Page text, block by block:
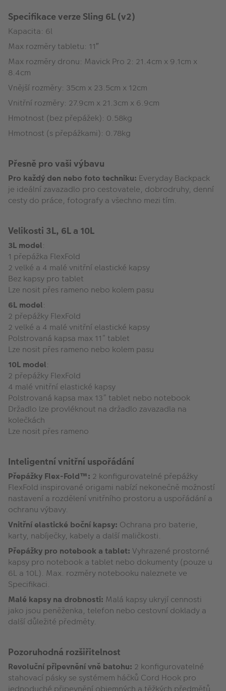
Specifikace verze Sling 6L (v2)
Kapacita: 6l
Max rozměry tabletu: 11″
Max rozměry dronu: Mavick Pro 2: 21.4cm x 9.1cm x
8.4cm
Vnější rozměry: 35cm x 23.5cm x 12cm
Vnitřní rozměry: 27.9cm x 21.3cm x 6.9cm
Hmotnost (bez přepážek): 0.58kg
Hmotnost (s přepážkami): 0.78kg
Přesně pro vaši výbavu
Pro každý den nebo foto techniku: Everyday Backpack
je ideální zavazadlo pro cestovatele, dobrodruhy, denní
cesty do práce, fotografy a všechno mezi tím.
Velikosti 3L, 6L a 10L
3L model:
1 přepážka FlexFold
2 velké a 4 malé vnitřní elastické kapsy
Bez kapsy pro tablet
Lze nosit přes rameno nebo kolem pasu
6L model:
2 přepážky FlexFold
2 velké a 4 malé vnitřní elastické kapsy
Polstrovaná kapsa max 11” tablet
Lze nosit přes rameno nebo kolem pasu
10L model:
2 přepážky FlexFold
4 malé vnitřní elastické kapsy
Polstrovaná kapsa max 13” tablet nebo notebook
Držadlo lze provléknout na držadlo zavazadla na
kolečkách
Lze nosit přes rameno
Inteligentní vnitřní uspořádání
Přepážky Flex-Fold™: 2 konfigurovatelné přepážky
FlexFold inspirované origami nabízí nekonečně možností
nastavení a rozdělení vnitřního prostoru a uspořádání a
ochranu výbavy.
Vnitřní elastické boční kapsy: Ochrana pro baterie,
karty, nabíječky, kabely a další maličkosti.
Přepážky pro notebook a tablet: Vyhrazené prostorné
kapsy pro notebook a tablet nebo dokumenty (pouze u
6L a 10L). Max. rozměry notebooku naleznete ve
Specifikaci.
Malé kapsy na drobnosti: Malá kapsy ukryjí cennosti
jako jsou peněženka, telefon nebo cestovní doklady a
další důležité předměty.
Pozoruhodná rozšiřitelnost
Revoluční připevnění vně batohu: 2 konfigurovatelné
stahovací pásky se systémem háčků Cord Hook pro